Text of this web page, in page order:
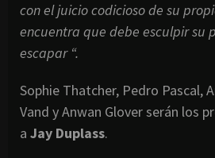
con el juicio codicioso de su
encuentra que debe esculpir su
escapar “.
Sophie Thatcher, Pedro Pascal,
Vand y Anwan Glover serán los
a Jay Duplass.